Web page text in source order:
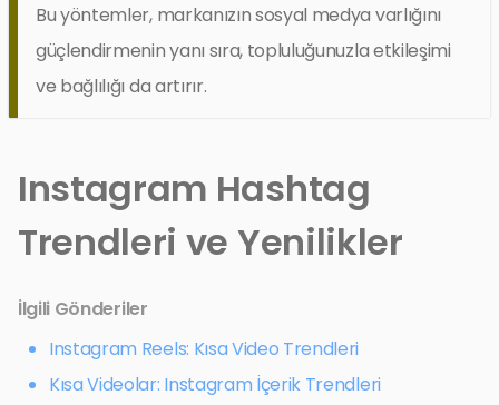
Bu yöntemler, markanızın sosyal medya varlığını
güçlendirmenin yanı sıra, topluluğunuzla etkileşimi
ve bağlılığı da artırır.
Instagram Hashtag
Trendleri ve Yenilikler
İlgili Gönderiler
Instagram Reels: Kısa Video Trendleri
Kısa Videolar: Instagram İçerik Trendleri